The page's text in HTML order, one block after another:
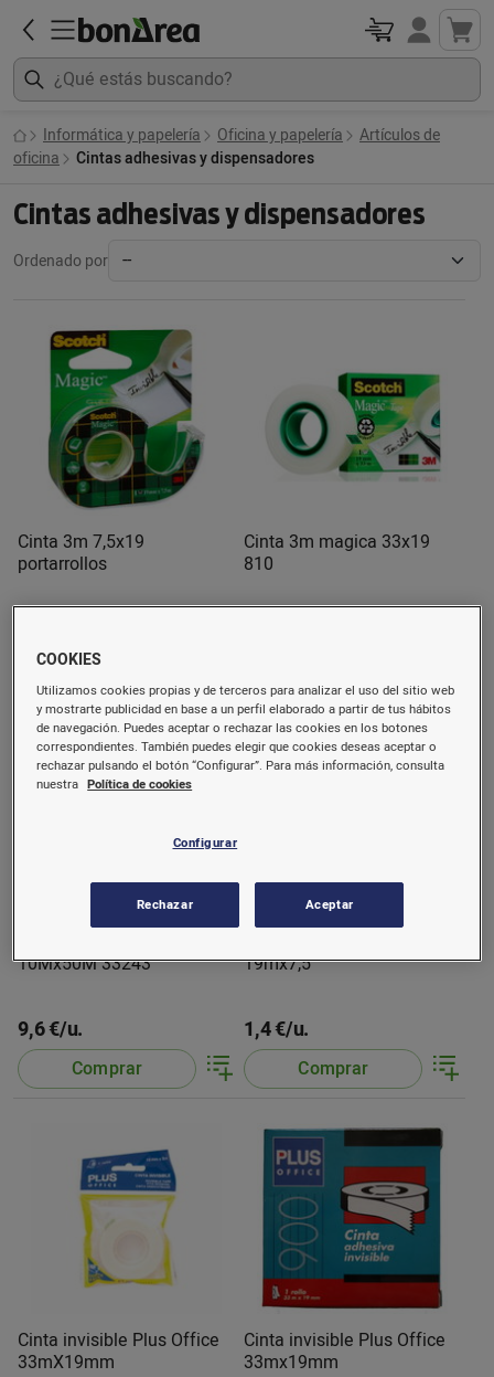
Informática y papelería Oficina y papelería
Artículos de
oficina
Cintas adhesivas y dispensadores
Cintas adhesivas y dispensadores
Ordenado por
Cinta 3m 7,5x19
portarrollos
Comprar
Cinta 3m magica 33x19
810
10Mx50M 33243
9,6 €/u.
Comprar
19mx7,5
1,4 €/u.
Comprar
Cinta invisible Plus Office
33mX19mm
Cinta invisible Plus Office
33mx19mm
COOKIES
Utilizamos cookies propias y de terceros para analizar el uso del sitio web
y mostrarte publicidad en base a un perfil elaborado a partir de tus hábitos
de navegación. Puedes aceptar o rechazar las cookies en los botones
correspondientes. También puedes elegir que cookies deseas aceptar o
rechazar pulsando el botón “Configurar”. Para más información, consulta
nuestra Política de cookies
Configurar
Rechazar Aceptar